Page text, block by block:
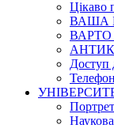
Цікаво
ВАША
ВАРТО
Доступ